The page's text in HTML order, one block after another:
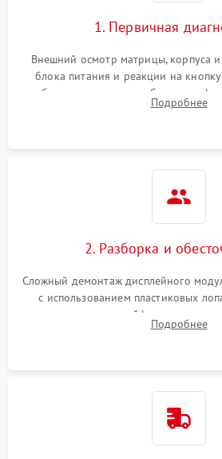
1. Первичная
Внешний осмотр матрицы, корпуса
блока питания и реакции на
изображения, звука и работы
возможных неисправностей
Подробнее
2. Разборка и
Сложный демонтаж дисплейного
с использованием пластиковых
отключение шлейфов матрицы и
массивной системы охлаждения от
Подробнее